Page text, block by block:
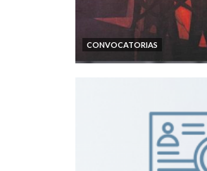
CONVOCATORIAS